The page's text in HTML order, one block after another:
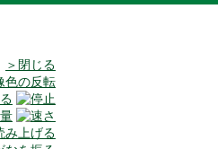
＞閉じる